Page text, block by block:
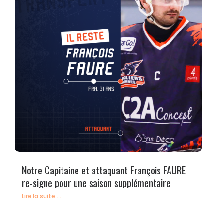
Notre Capitaine et attaquant François FAURE
re-signe pour une saison supplémentaire
Lire la suite ...